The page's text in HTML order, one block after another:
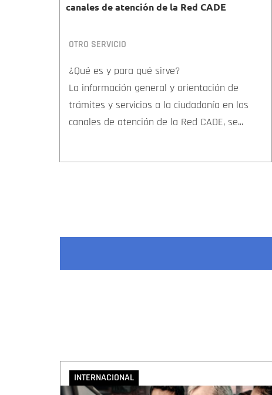
canales de atención de la Red CADE
OTRO SERVICIO
¿Qué es y para qué sirve?
La información general y orientación de
trámites y servicios a la ciudadanía en los
canales de atención de la Red CADE, se...
INTERNACIONAL